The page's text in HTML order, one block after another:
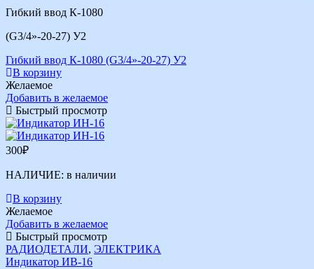
Гибкий ввод К-1080
(G3/4»-20-27) У2
Гибкий ввод К-1080 (G3/4»-20-27) У2
В корзину
Желаемое
Добавить в желаемое
Быстрый просмотр
300₽
НАЛИЧИЕ: в наличии
В корзину
Желаемое
Добавить в желаемое
Быстрый просмотр
РАДИОДЕТАЛИ, ЭЛЕКТРИКА
Индикатор ИВ-16